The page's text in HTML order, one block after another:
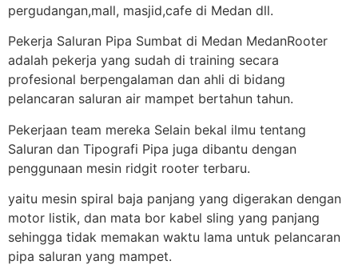
pergudangan,mall, masjid,cafe di Medan dll.
Pekerja Saluran Pipa Sumbat di Medan MedanRooter
adalah pekerja yang sudah di training secara
profesional berpengalaman dan ahli di bidang
pelancaran saluran air mampet bertahun tahun.
Pekerjaan team mereka Selain bekal ilmu tentang
Saluran dan Tipografi Pipa juga dibantu dengan
penggunaan mesin ridgit rooter terbaru.
yaitu mesin spiral baja panjang yang digerakan dengan
motor listik, dan mata bor kabel sling yang panjang
sehingga tidak memakan waktu lama untuk pelancaran
pipa saluran yang mampet.